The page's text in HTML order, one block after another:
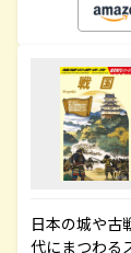
日本の城や古
代にまつわる